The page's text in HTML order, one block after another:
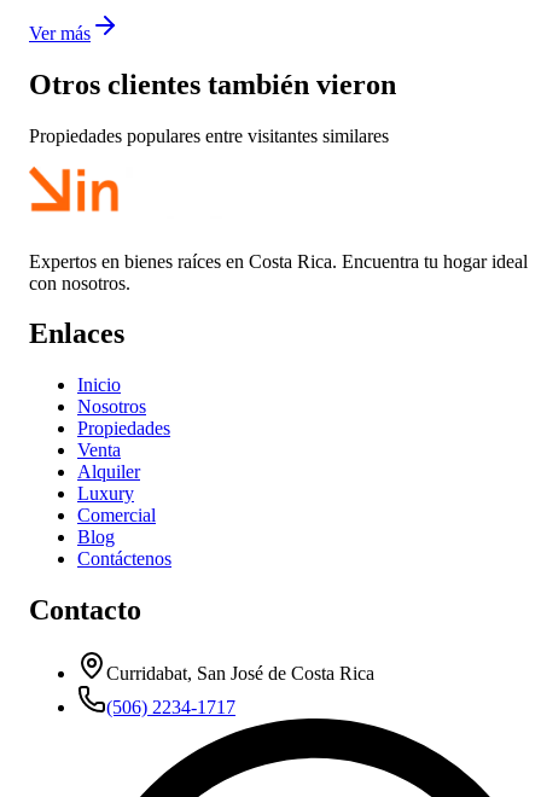
Ver más
Otros clientes también vieron
Propiedades populares entre visitantes similares
Expertos en bienes raíces en Costa Rica. Encuentra tu hogar ideal
con nosotros.
Enlaces
Inicio
Nosotros
Propiedades
Venta
Alquiler
Luxury
Comercial
Blog
Contáctenos
Contacto
Curridabat, San José de Costa Rica
(506) 2234-1717